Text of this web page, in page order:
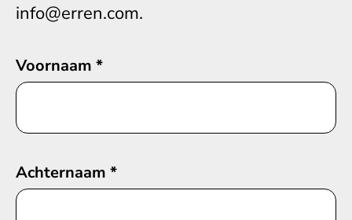
info@erren.com.
Voornaam *
Achternaam *